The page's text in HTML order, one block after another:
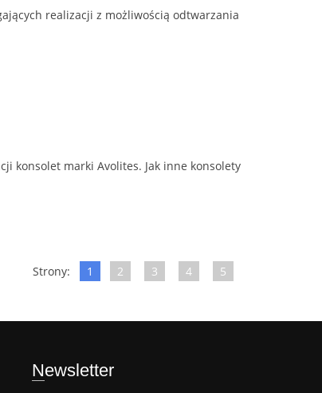
realizacji z możliwością odtwarzania
konsolet marki Avolites. Jak inne konsolety
Strony: 1 2 3 4 5
Newsletter